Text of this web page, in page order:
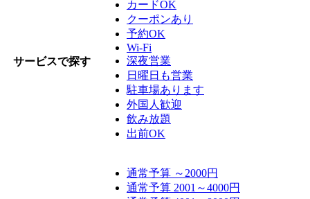
サービスで探す
カードOK
クーポンあり
予約OK
Wi-Fi
深夜営業
日曜日も営業
駐車場あります
外国人歓迎
飲み放題
出前OK
通常予算 ～2000円
通常予算 2001～4000円